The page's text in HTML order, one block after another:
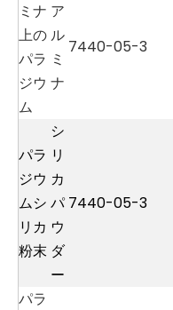
ミナ
上の
パラ
ジウ
ム
ア
ル
ミ
ナ
7440-05-3
パラ
ジウ
ムシ
リカ
粉末
シ
リ
カ
パ
ウ
ダ
ー
7440-05-3
パラ